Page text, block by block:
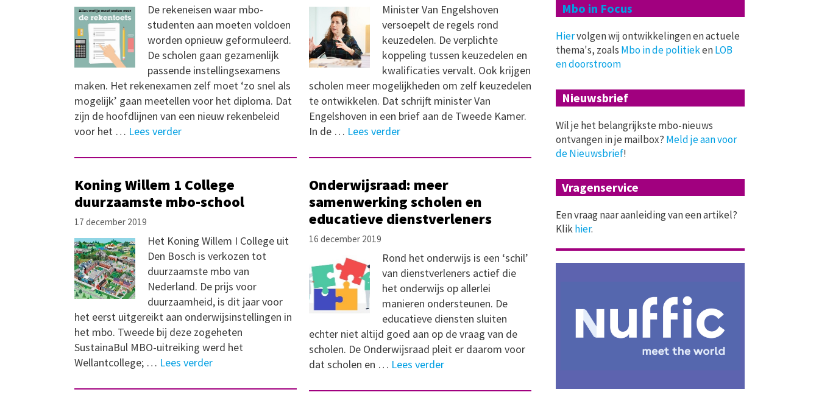
De rekeneisen waar mbo-
studenten aan moeten voldoen
worden opnieuw geformuleerd.
De scholen gaan gezamenlijk
passende instellingsexamens
maken. Het rekenexamen zelf moet ‘zo snel als
mogelijk’ gaan meetellen voor het diploma. Dat
zijn de hoofdlijnen van een nieuw rekenbeleid
voor het … Lees verder
Minister Van Engelshoven
versoepelt de regels rond
keuzedelen. De verplichte
koppeling tussen keuzedelen en
kwalificaties vervalt. Ook krijgen
scholen meer mogelijkheden om zelf keuzedelen
te ontwikkelen. Dat schrijft minister Van
Engelshoven in een brief aan de Tweede Kamer.
In de … Lees verder
Koning Willem 1 College
duurzaamste mbo-school
17 december 2019
Het Koning Willem I College uit
Den Bosch is verkozen tot
duurzaamste mbo van
Nederland. De prijs voor
duurzaamheid, is dit jaar voor
het eerst uitgereikt aan onderwijsinstellingen in
het mbo. Tweede bij deze zogeheten
SustainaBul MBO-uitreiking werd het
Wellantcollege; … Lees verder
Onderwijsraad: meer
samenwerking scholen en
educatieve dienstverleners
16 december 2019
Rond het onderwijs is een ‘schil’
van dienstverleners actief die
het onderwijs op allerlei
manieren ondersteunen. De
educatieve diensten sluiten
echter niet altijd goed aan op de vraag van de
scholen. De Onderwijsraad pleit er daarom voor
dat scholen en … Lees verder
Mbo in Focus
Hiervolgen wij ontwikkelingen en actuele
thema's, zoals Mbo in de politiekenLOB
en doorstroom
Nieuwsbrief
Wil je het belangrijkste mbo-nieuws
ontvangen in je mailbox? Meld je aan voor
de Nieuwsbrief!
Vragenservice
Een vraag naar aanleiding van een artikel?
Klikhier.